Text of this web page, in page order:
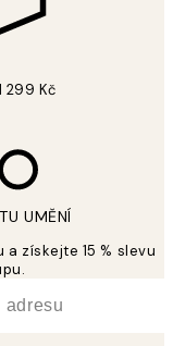
299 Kč
UMĚNÍ
získejte 15 % slevu